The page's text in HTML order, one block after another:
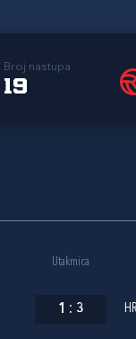
Broj nastupa
19
Utakmica
1 : 3